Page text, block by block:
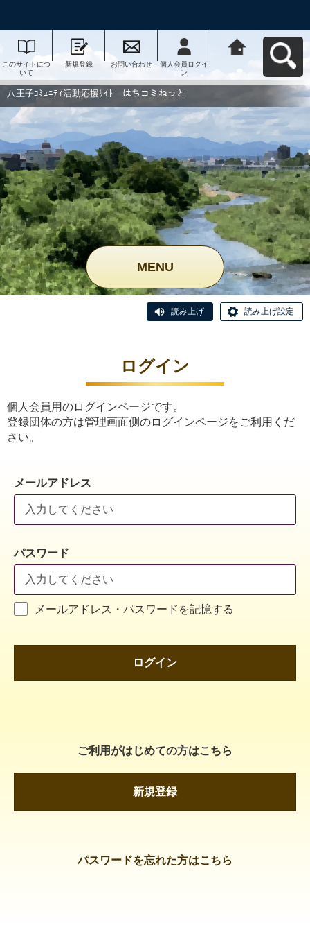
このサイトにつ
いて
新規登録 お問い合わせ
個人会員ログイ
ン
動応援ｻｲﾄ はち
コミねっとへ戻
八王子ｺﾐｭﾆﾃｨ活動応援ｻｲﾄ はちコミねっと
MENU
読み上げ 読み上げ設定
ログイン
個人会員用のログインページです。
登録団体の方は管理画面側のログインページをご利用くだ
さい。
メールアドレス
パスワード
メールアドレス・パスワードを記憶する
ログイン
ご利用がはじめての方はこちら
新規登録
パスワードを忘れた方はこちら